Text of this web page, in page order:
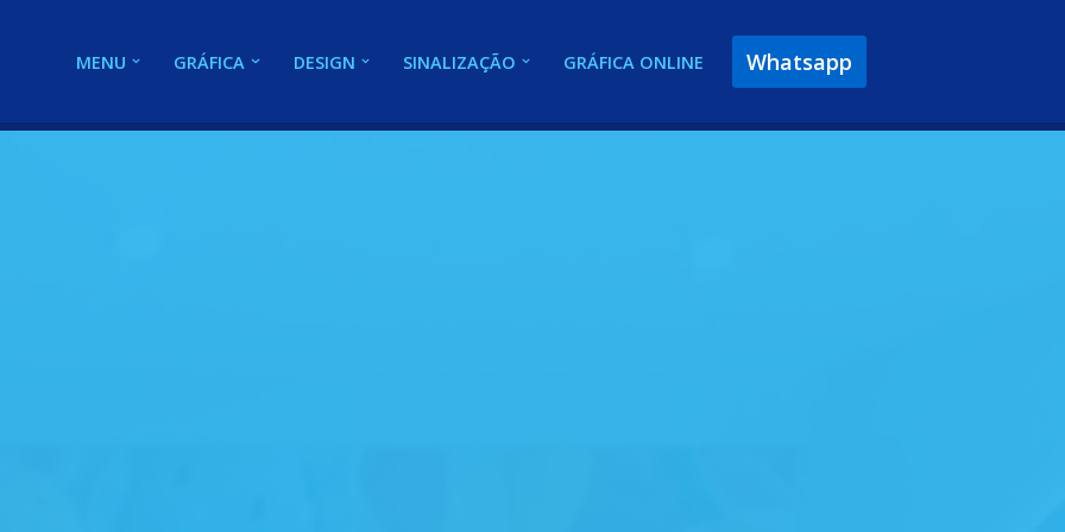
MENU GRÁFICA DESIGN SINALIZAÇÃO GRÁFICA ONLINE Whatsapp